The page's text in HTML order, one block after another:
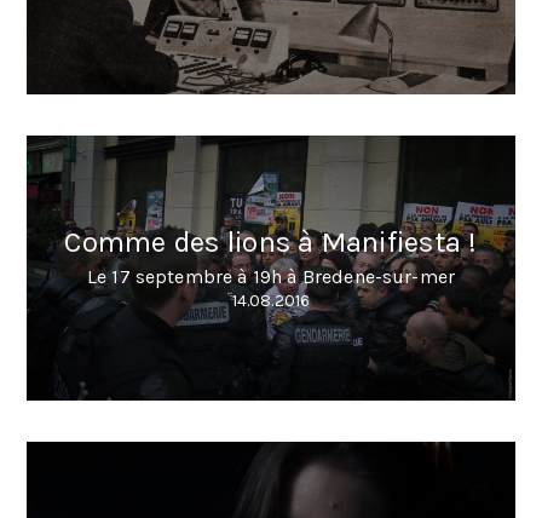
Comme des lions à Manifiesta !
Le 17 septembre à 19h à Bredene-sur-mer
14.08.2016